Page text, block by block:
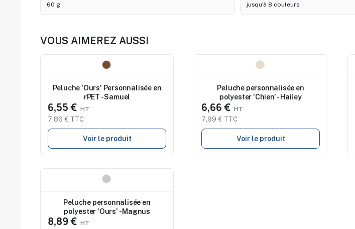
60 g
jusqu'à 8 couleurs
VOUS AIMEREZ AUSSI
Peluche 'Ours' Personnalisée en
rPET - Samuel
6,55 €
7,86 € TTC
Voir le produit
Peluche personnalisée en
polyester 'Chien' - Hailey
6,66 €
7,99 € TTC
Voir le produit
Peluche personnalisée en
polyester 'Ours' - Magnus
8,89 €